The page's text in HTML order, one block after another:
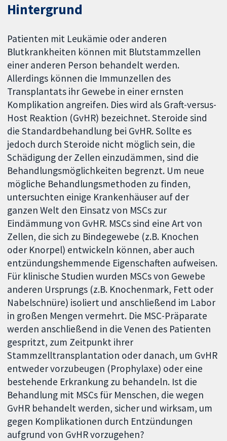
Hintergrund
Patienten mit Leukämie oder anderen
Blutkrankheiten können mit Blutstammzellen
einer anderen Person behandelt werden.
Allerdings können die Immunzellen des
Transplantats ihr Gewebe in einer ernsten
Komplikation angreifen. Dies wird als Graft-versus-
Host Reaktion (GvHR) bezeichnet. Steroide sind
die Standardbehandlung bei GvHR. Sollte es
jedoch durch Steroide nicht möglich sein, die
Schädigung der Zellen einzudämmen, sind die
Behandlungsmöglichkeiten begrenzt. Um neue
mögliche Behandlungsmethoden zu finden,
untersuchten einige Krankenhäuser auf der
ganzen Welt den Einsatz von MSCs zur
Eindämmung von GvHR. MSCs sind eine Art von
Zellen, die sich zu Bindegewebe (z.B. Knochen
oder Knorpel) entwickeln können, aber auch
entzündungshemmende Eigenschaften aufweisen.
Für klinische Studien wurden MSCs von Gewebe
anderen Ursprungs (z.B. Knochenmark, Fett oder
Nabelschnüre) isoliert und anschließend im Labor
in großen Mengen vermehrt. Die MSC-Präparate
werden anschließend in die Venen des Patienten
gespritzt, zum Zeitpunkt ihrer
Stammzelltransplantation oder danach, um GvHR
entweder vorzubeugen (Prophylaxe) oder eine
bestehende Erkrankung zu behandeln. Ist die
Behandlung mit MSCs für Menschen, die wegen
GvHR behandelt werden, sicher und wirksam, um
gegen Komplikationen durch Entzündungen
aufgrund von GvHR vorzugehen?